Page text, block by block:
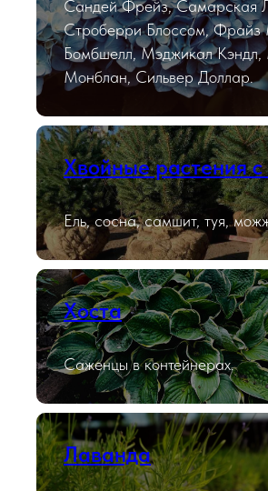
Сандей Фрейз, Самарская
Строберри Блоссом, Фрайз
Бомбшелл, Мэджикал
Монблан, Сильвер Доллар.
Хвойные растения
Ель, сосна, самшит, туя,
Хоста
Саженцы в контейнерах.
Лаванда